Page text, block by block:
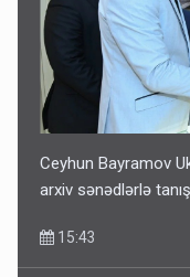
Ceyhun Bayramov
arxiv sənədlərlə
15:43